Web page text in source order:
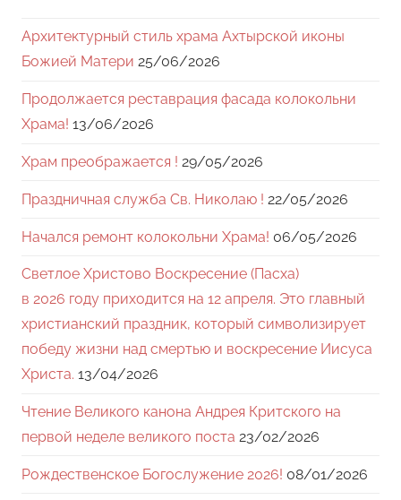
Архитектурный стиль храма Ахтырской иконы
Божией Матери 25/06/2026
Продолжается реставрация фасада колокольни
Храма! 13/06/2026
Храм преображается ! 29/05/2026
Праздничная служба Св. Николаю ! 22/05/2026
Начался ремонт колокольни Храма! 06/05/2026
Светлое Христово Воскресение (Пасха)
в 2026 году приходится на 12 апреля. Это главный
христианский праздник, который символизирует
победу жизни над смертью и воскресение Иисуса
Христа. 13/04/2026
Чтение Великого канона Андрея Критского на
первой неделе великого поста 23/02/2026
Рождественское Богослужение 2026! 08/01/2026